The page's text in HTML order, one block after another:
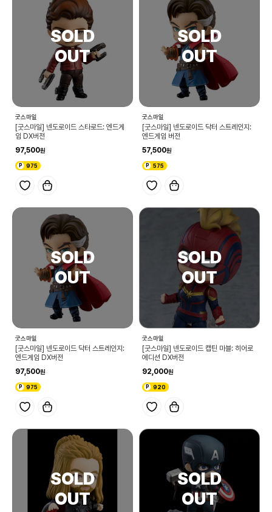
굿스마일
[굿스마일] 넨도로이드 스타로드: 엔드게
임 DX버전
97,500
975
굿스마일
[굿스마일] 넨도로이드 닥터 스트레인지:
엔드게임 버전
57,500
575
굿스마일
[굿스마일] 넨도로이드 닥터 스트레인지:
엔드게임 DX버전
97,500
975
굿스마일
[굿스마일] 넨도로이드 캡틴 마블: 히어로
에디션 DX버전
92,000
920